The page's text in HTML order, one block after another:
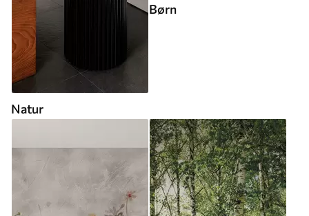
Natur
Børn